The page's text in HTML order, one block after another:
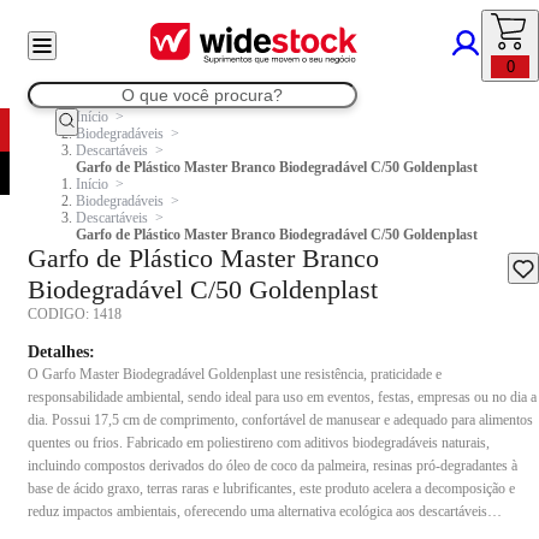
0
Início
Biodegradáveis
Descartáveis
Garfo de Plástico Master Branco Biodegradável C/50 Goldenplast
Início
Biodegradáveis
Descartáveis
Garfo de Plástico Master Branco Biodegradável C/50 Goldenplast
Garfo de Plástico Master Branco
Biodegradável C/50 Goldenplast
CODIGO: 1418
Detalhes:
O Garfo Master Biodegradável Goldenplast une resistência, praticidade e
responsabilidade ambiental, sendo ideal para uso em eventos, festas, empresas ou no dia a
dia. Possui 17,5 cm de comprimento, confortável de manusear e adequado para alimentos
quentes ou frios. Fabricado em poliestireno com aditivos biodegradáveis naturais,
incluindo compostos derivados do óleo de coco da palmeira, resinas pró-degradantes à
base de ácido graxo, terras raras e lubrificantes, este produto acelera a decomposição e
reduz impactos ambientais, oferecendo uma alternativa ecológica aos descartáveis